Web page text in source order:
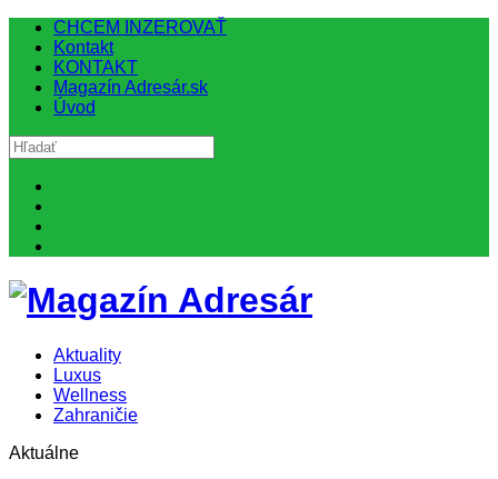
CHCEM INZEROVAŤ
Kontakt
KONTAKT
Magazín Adresár.sk
Úvod
Aktuality
Luxus
Wellness
Zahraničie
Aktuálne